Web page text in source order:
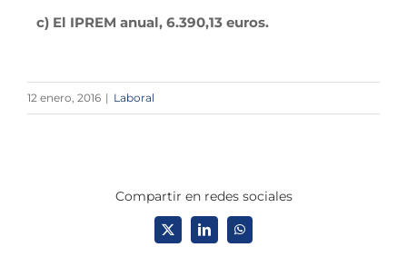
c) El IPREM anual, 6.390,13 euros.
12 enero, 2016 | Laboral
Compartir en redes sociales
X LinkedInWhatsApp